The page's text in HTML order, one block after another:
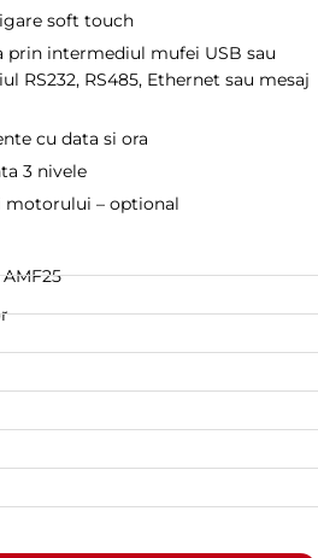
soft touch
prin intermediul mufei USB sau
RS232, RS485, Ethernet sau mesaj
cu data si ora
3 nivele
– optional